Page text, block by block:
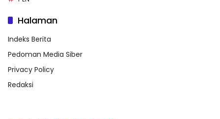
Halaman
Indeks Berita
Pedoman Media Siber
Privacy Policy
Redaksi